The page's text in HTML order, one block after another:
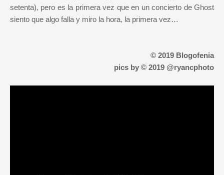
setenta), pero es la primera vez que en un concierto de Ghost
siento que algo falla y miro la hora, la primera vez…
© 2019 Blogofenia
pics by © 2019 @ryancphoto